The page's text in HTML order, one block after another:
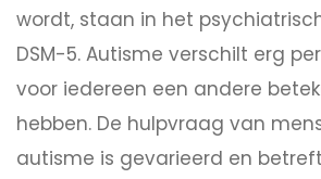
wordt, staan in het
DSM-5. Autisme verschilt erg
voor iedereen een andere
hebben. De hulpvraag van
autisme is gevarieerd en